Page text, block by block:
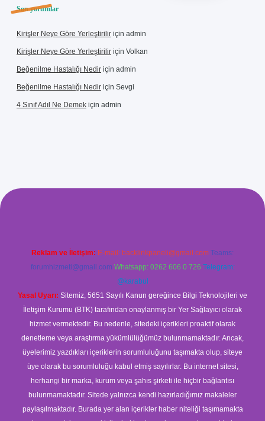
Son yorumlar
Kirişler Neye Göre Yerleştirilir için admin
Kirişler Neye Göre Yerleştirilir için Volkan
Beğenilme Hastalığı Nedir için admin
Beğenilme Hastalığı Nedir için Sevgi
4 Sınıf Adıl Ne Demek için admin
Reklam ve İletişim: E-mail: backlinkpaneli@gmail.com Teams:
forumhizmeti@gmail.com Whatsapp: 0262 606 0 726 Telegram:
@karabul
Yasal Uyarı: Sitemiz, 5651 Sayılı Kanun gereğince Bilgi Teknolojileri ve
İletişim Kurumu (BTK) tarafından onaylanmış bir Yer Sağlayıcı olarak
hizmet vermektedir. Bu nedenle, sitedeki içerikleri proaktif olarak
denetleme veya araştırma yükümlülüğümüz bulunmamaktadır. Ancak,
üyelerimiz yazdıkları içeriklerin sorumluluğunu taşımakta olup, siteye
üye olarak bu sorumluluğu kabul etmiş sayılırlar. Bu internet sitesi,
herhangi bir marka, kurum veya şahıs şirketi ile hiçbir bağlantısı
bulunmamaktadır. Sitede yalnızca kendi hazırladığımız makaleler
paylaşılmaktadır. Burada yer alan içerikler haber niteliği taşımamakta